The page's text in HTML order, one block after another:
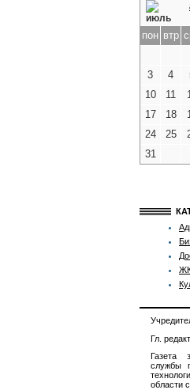
пон втр
3
4
10
11
17
18
24
25
31
Гл.
Газета
службы
области